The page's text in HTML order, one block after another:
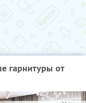
гарнитуры от